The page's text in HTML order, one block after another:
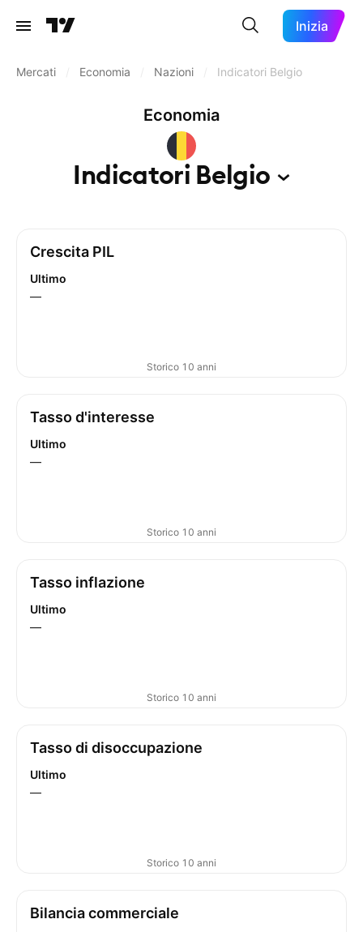
Inizia
Mercati Economia Nazioni Indicatori Belgio
Economia
Indicatori Belgio
Crescita PIL
Ultimo
—
Storico 10 anni
Tasso d'interesse
Ultimo
—
Storico 10 anni
Tasso inflazione
Ultimo
—
Storico 10 anni
Tasso di disoccupazione
Ultimo
—
Storico 10 anni
Bilancia commerciale